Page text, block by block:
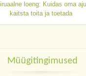
loeng: Kuidas oma aju
kaitsta toita ja toetada
Müügitingimused